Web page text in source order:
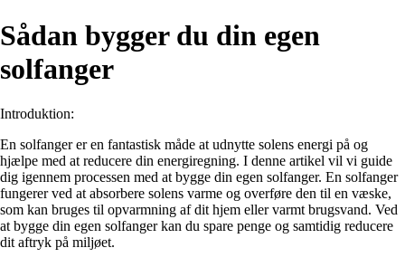
Sådan bygger du din egen
solfanger
Introduktion:
En solfanger er en fantastisk måde at udnytte solens energi på og
hjælpe med at reducere din energiregning. I denne artikel vil vi guide
dig igennem processen med at bygge din egen solfanger. En solfanger
fungerer ved at absorbere solens varme og overføre den til en væske,
som kan bruges til opvarmning af dit hjem eller varmt brugsvand. Ved
at bygge din egen solfanger kan du spare penge og samtidig reducere
dit aftryk på miljøet.